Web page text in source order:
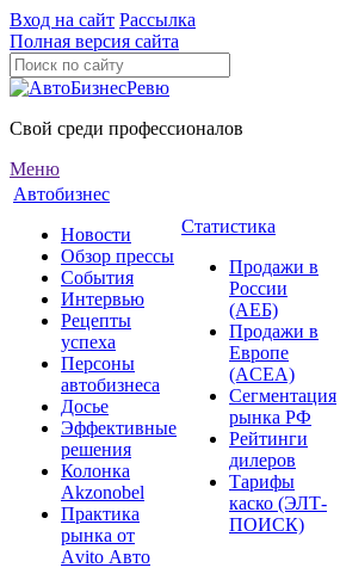
Вход на сайт Рассылка
Полная версия сайта
Свой среди профессионалов
Меню
Автобизнес
Новости
Обзор прессы
События
Интервью
Рецепты
успеха
Персоны
автобизнеса
Досье
Эффективные
решения
Колонка
Akzonobel
Практика
рынка от
Аvito Авто
Статистика
Продажи в
России
(АЕБ)
Продажи в
Европе
(ACEA)
Сегментация
рынка РФ
Рейтинги
дилеров
Тарифы
каско (ЭЛТ-
ПОИСК)